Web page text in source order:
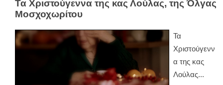
Τα Χριστούγεννα της κας Λούλας, της Όλγας
Μοσχοχωρίτου
Τα
Χριστούγενν
α της κας
Λούλας...